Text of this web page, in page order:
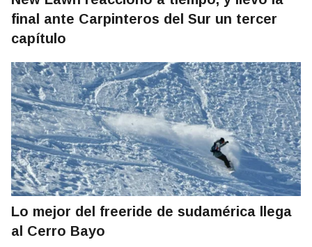
final ante Carpinteros del Sur un tercer
capítulo
Lo mejor del freeride de sudamérica llega
al Cerro Bayo